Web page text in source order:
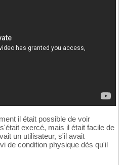
il était possible de voir
exercé, mais il était facile de
un utilisateur, s'il avait
de condition physique dès qu'il